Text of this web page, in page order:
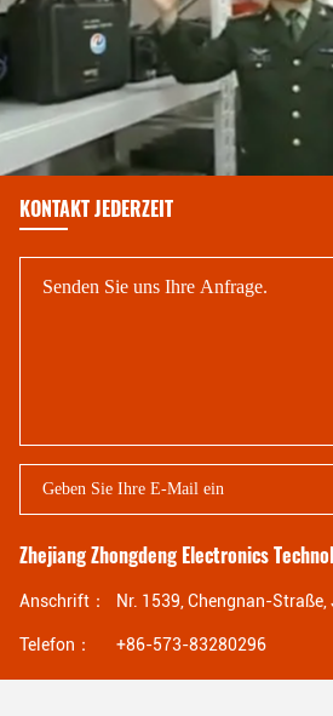
KONTAKT JEDERZEIT
Zhejiang Zhongdeng Electronics
Anschrift： Nr. 1539, Chengnan-
Telefon： +86-573-83280296